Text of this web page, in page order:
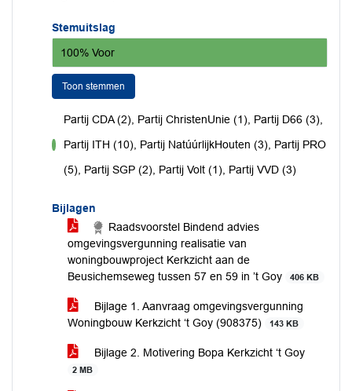
Stemuitslag
100% Voor
Toon stemmen
Partij CDA (2), Partij ChristenUnie (1), Partij D66 (3),
Partij ITH (10), Partij NatúúrlijkHouten (3), Partij PRO
(5), Partij SGP (2), Partij Volt (1), Partij VVD (3)
Bijlagen
Raadsvoorstel Bindend advies
omgevingsvergunning realisatie van
woningbouwproject Kerkzicht aan de
Beusichemseweg tussen 57 en 59 in ’t Goy
406 KB
Bijlage 1. Aanvraag omgevingsvergunning
Woningbouw Kerkzicht ‘t Goy (908375)
143 KB
Bijlage 2. Motivering Bopa Kerkzicht ‘t Goy
2 MB